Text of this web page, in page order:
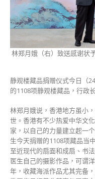
郑
称
将
会
设
专
展
出〉
中
林郑月娥（右）致送感谢状
静观楼藏品捐赠仪式今日（
的1108项静观楼藏品，行政
林郑月娥说，香港地方虽小
世。香港有不少热爱中华文
家，以自己的力量建立起一
生今天捐赠的1108项藏品当
至近现代的扇面和成扇、书
医生自己的摄影作品，可谓
年，收藏海派作品尤其完备